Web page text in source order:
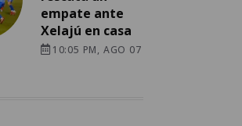
empate ante
Xelajú en casa
10:05 PM, AGO 07